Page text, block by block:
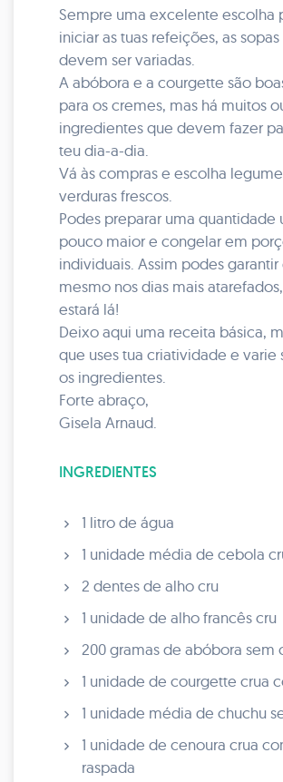
Sempre uma excelente escolha
iniciar as tuas refeições, as
devem ser variadas.
A abóbora e a courgette são
para os cremes, mas há muitos
ingredientes que devem fazer
teu dia-a-dia.
Vá às compras e escolha
verduras frescos.
Podes preparar uma quantidade
pouco maior e congelar em
individuais. Assim podes garantir
mesmo nos dias mais
estará lá!
Deixo aqui uma receita básica,
que uses tua criatividade e varie
os ingredientes.
Forte abraço,
Gisela Arnaud.
INGREDIENTES
1 litro de água
1 unidade média de cebola
2 dentes de alho cru
1 unidade de alho francês cru
200 gramas de abóbora sem
1 unidade de courgette crua
1 unidade média de chuchu
1 unidade de cenoura crua
raspada